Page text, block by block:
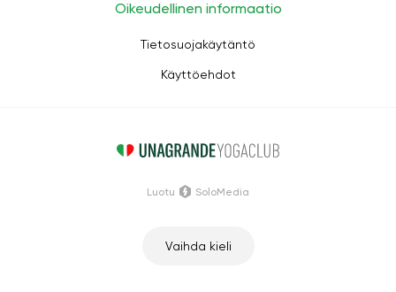
Oikeudellinen informaatio
Tietosuojakäytäntö
Käyttöehdot
Vaihda kieli
Luotu SoloMedia